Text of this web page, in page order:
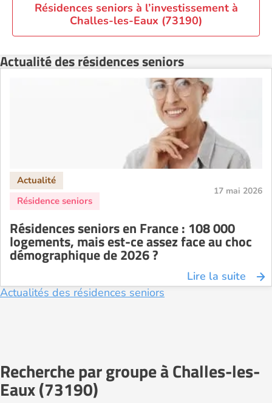
Résidences seniors à l’investissement à
Challes-les-Eaux (73190)
Actualité des résidences seniors
17 mai 2026
Résidences seniors en France : 108 000
logements, mais est-ce assez face au choc
démographique de 2026 ?
Lire la suite
Actualités des résidences seniors
Recherche par groupe à Challes-les-
Eaux (73190)